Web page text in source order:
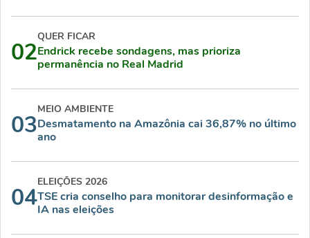
02
QUER FICAR
Endrick recebe sondagens, mas prioriza
permanência no Real Madrid
03
MEIO AMBIENTE
Desmatamento na Amazônia cai 36,87% no último
ano
04
ELEIÇÕES 2026
TSE cria conselho para monitorar desinformação e
IA nas eleições